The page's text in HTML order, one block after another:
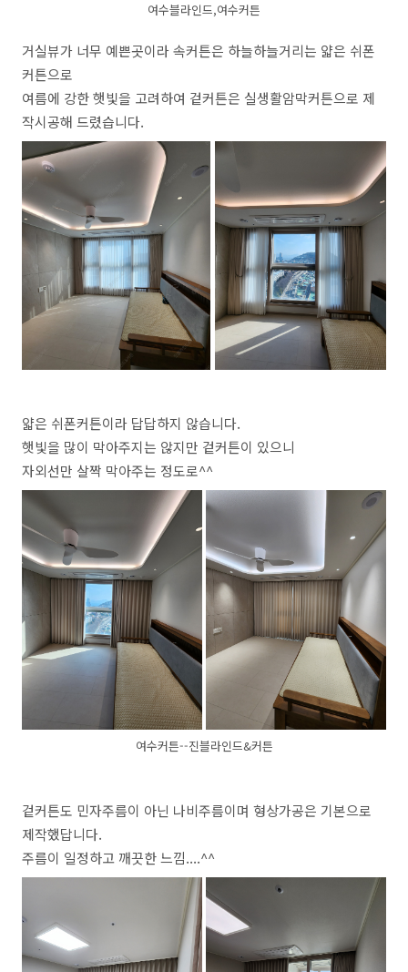
여수블라인드,여수커튼
거실뷰가 너무 예쁜곳이라 속커튼은 하늘하늘거리는 얇은 쉬폰
커튼으로
여름에 강한 햇빛을 고려하여 겉커튼은 실생활암막커튼으로 제
작시공해 드렸습니다.
얇은 쉬폰커튼이라 답답하지 않습니다.
햇빛을 많이 막아주지는 않지만 겉커튼이 있으니
자외선만 살짝 막아주는 정도로^^
여수커튼--진블라인드&커튼
겉커튼도 민자주름이 아닌 나비주름이며 형상가공은 기본으로
제작했답니다.
주름이 일정하고 깨끗한 느낌....^^